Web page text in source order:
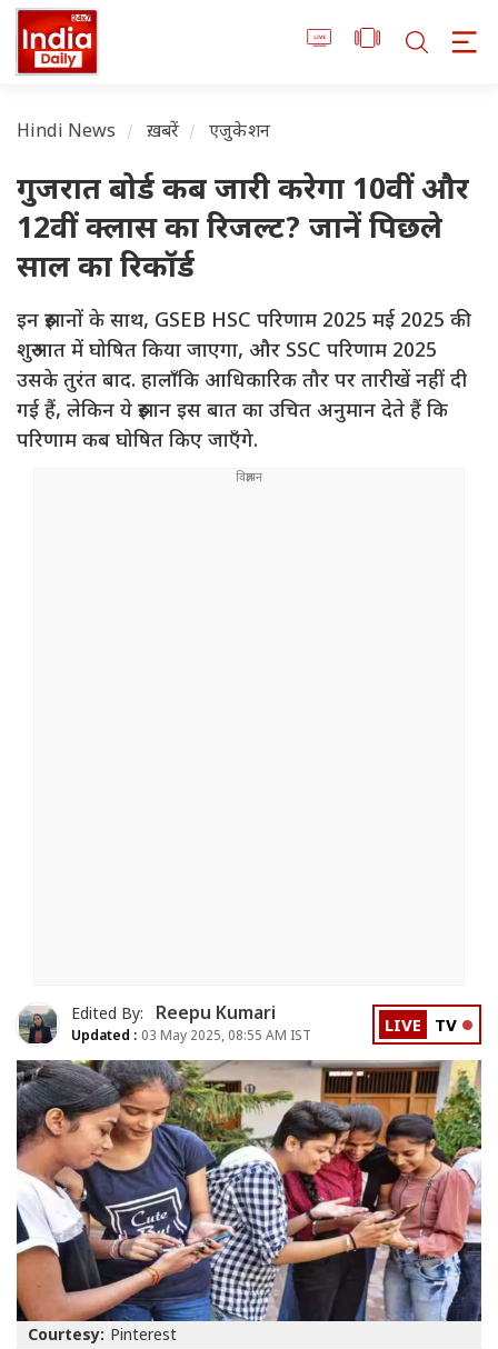
Hindi News ख़बरें एजुकेशन
गुजरात बोर्ड कब जारी करेगा 10वीं और
12वीं क्लास का रिजल्ट? जानें पिछले
साल का रिकॉर्ड
इन रुझानों के साथ, GSEB HSC परिणाम 2025 मई 2025 की
शुरुआत में घोषित किया जाएगा, और SSC परिणाम 2025
उसके तुरंत बाद. हालाँकि आधिकारिक तौर पर तारीखें नहीं दी
गई हैं, लेकिन ये रुझान इस बात का उचित अनुमान देते हैं कि
परिणाम कब घोषित किए जाएँगे.
Edited By: Reepu Kumari
Updated : 03 May 2025, 08:55 AM IST LIVE TV
Courtesy: Pinterest